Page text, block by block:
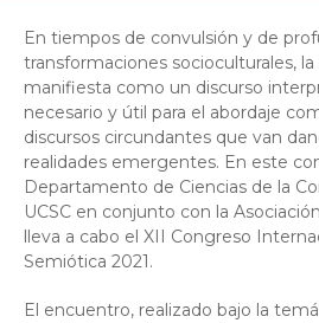
En tiempos de convulsión y de
transformaciones socioculturales,
manifiesta como un discurso
necesario y útil para el abordaje
discursos circundantes que van
realidades emergentes. En este
Departamento de Ciencias de la
UCSC en conjunto con la
lleva a cabo el XII Congreso
Semiótica 2021.
El encuentro, realizado bajo la